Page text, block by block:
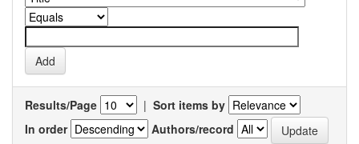
Results/Page | Sort items by
In order
Authors/record